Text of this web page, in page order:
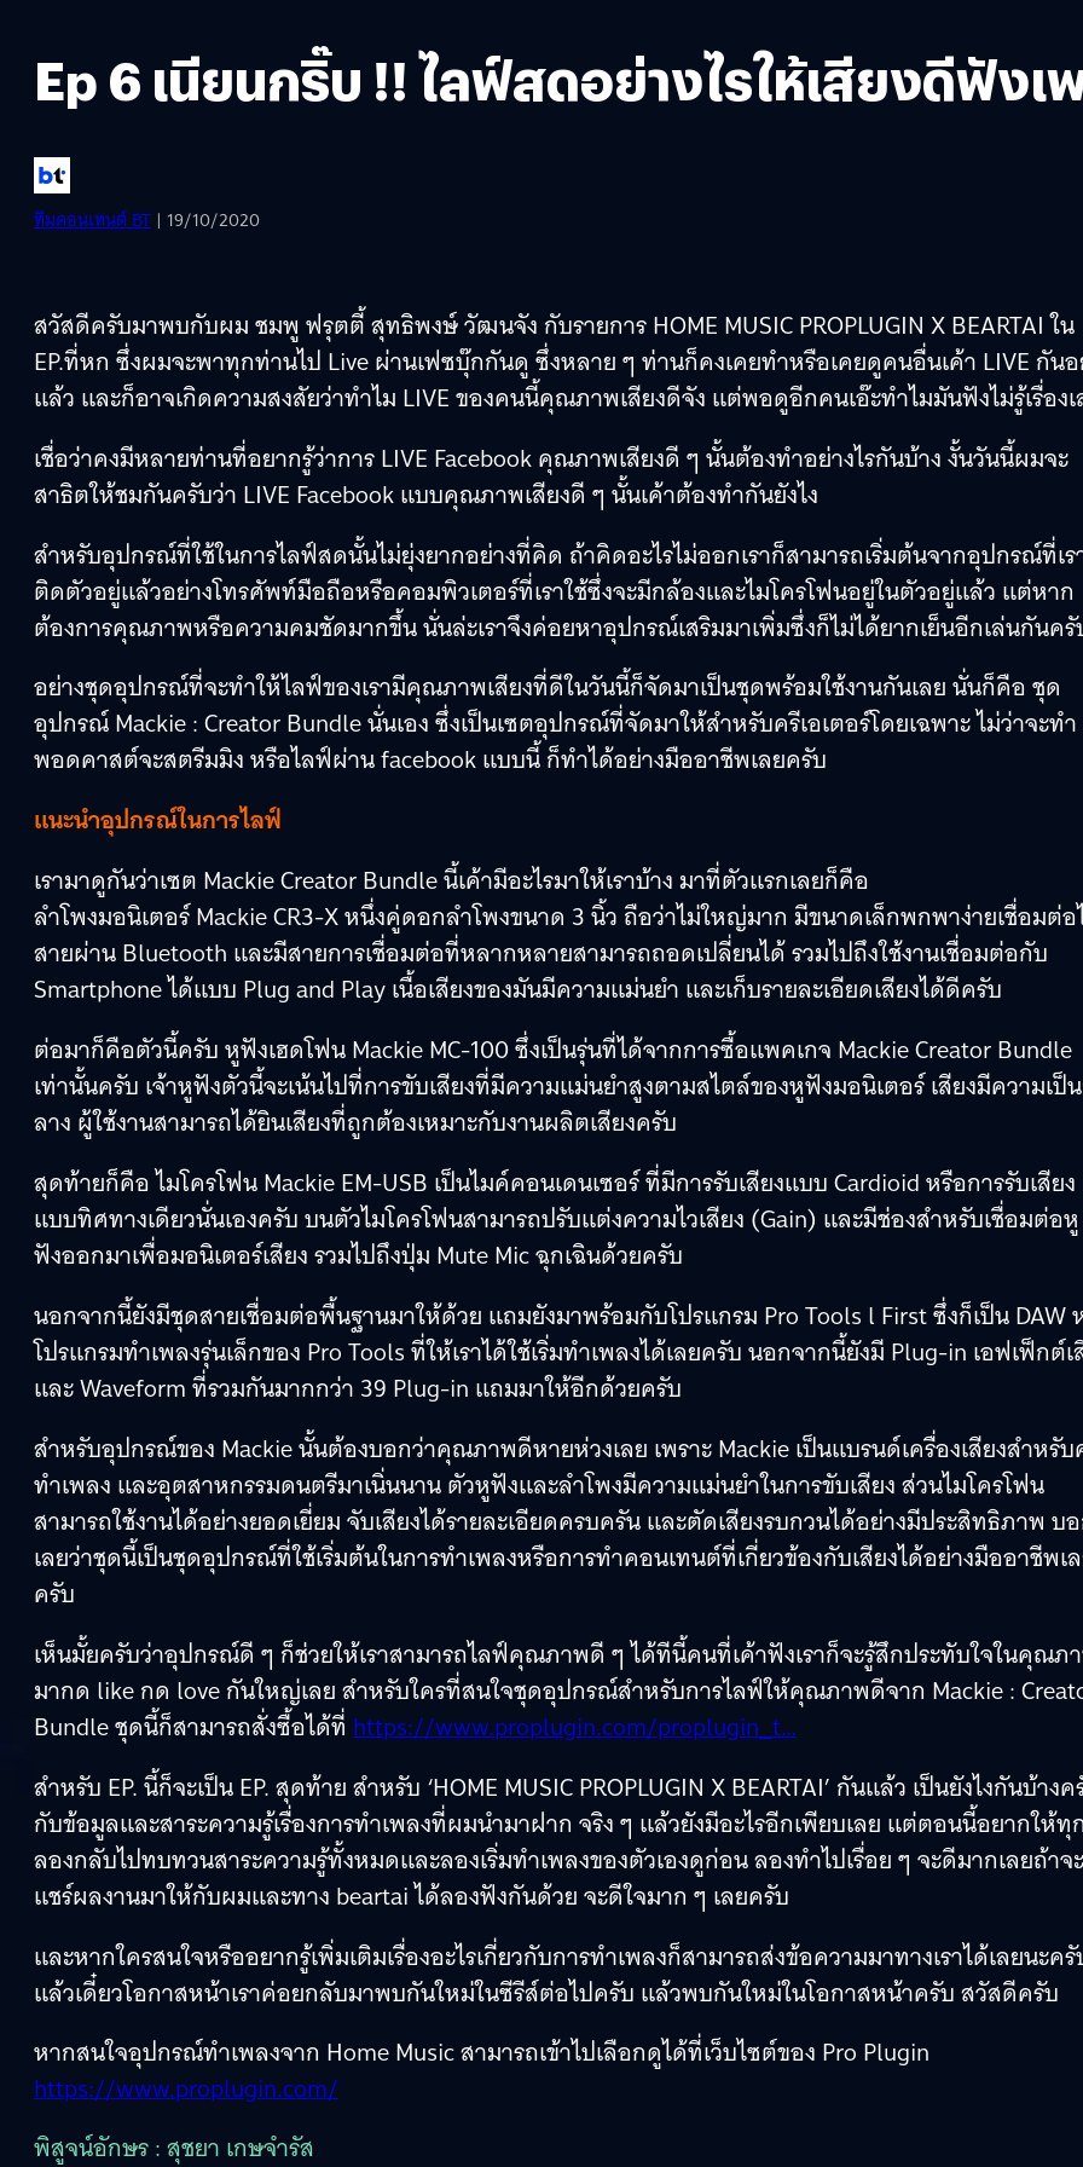
Ep 6 เนียนกริ๊บ !! ไลฟ์สดอย่างไรให้เสียงดีฟังเ
ทีมคอนเทนต์ BT | 19/10/2020
สวัสดีครับมาพบกับผม ชมพู ฟรุตตี้ สุทธิพงษ์ วัฒนจัง กับรายการ HOME MUSIC PROPLUGIN X BEARTAI ใน
EP.ที่หก ซึ่งผมจะพาทุกท่านไป Live ผ่านเฟซบุ๊กกันดู ซึ่งหลาย ๆ ท่านก็คงเคยทำหรือเคยดูคนอื่นเค้า LIVE กัน
แล้ว และก็อาจเกิดความสงสัยว่าทำไม LIVE ของคนนี้คุณภาพเสียงดีจัง แต่พอดูอีกคนเอ๊ะทำไมมันฟังไม่รู้เรื่อง
เชื่อว่าคงมีหลายท่านที่อยากรู้ว่าการ LIVE Facebook คุณภาพเสียงดี ๆ นั้นต้องทำอย่างไรกันบ้าง งั้นวันนี้ผมจะ
สาธิตให้ชมกันครับว่า LIVE Facebook แบบคุณภาพเสียงดี ๆ นั้นเค้าต้องทำกันยังไง
สำหรับอุปกรณ์ที่ใช้ในการไลฟ์สดนั้นไม่ยุ่งยากอย่างที่คิด ถ้าคิดอะไรไม่ออกเราก็สามารถเริ่มต้นจากอุปกรณ์ที่เร
ติดตัวอยู่แล้วอย่างโทรศัพท์มือถือหรือคอมพิวเตอร์ที่เราใช้ซึ่งจะมีกล้องและไมโครโฟนอยู่ในตัวอยู่แล้ว แต่หาก
ต้องการคุณภาพหรือความคมชัดมากขึ้น นั่นล่ะเราจึงค่อยหาอุปกรณ์เสริมมาเพิ่มซึ่งก็ไม่ได้ยากเย็นอีกเล่นกันครั
อย่างชุดอุปกรณ์ที่จะทำให้ไลฟ์ของเรามีคุณภาพเสียงที่ดีในวันนี้ก็จัดมาเป็นชุดพร้อมใช้งานกันเลย นั่นก็คือ ชุด
อุปกรณ์ Mackie : Creator Bundle นั่นเอง ซึ่งเป็นเซตอุปกรณ์ที่จัดมาให้สำหรับครีเอเตอร์โดยเฉพาะ ไม่ว่าจะทำ
พอดคาสต์จะสตรีมมิง หรือไลฟ์ผ่าน facebook แบบนี้ ก็ทำได้อย่างมืออาชีพเลยครับ
แนะนำอุปกรณ์ในการไลฟ์
เรามาดูกันว่าเซต Mackie Creator Bundle นี้เค้ามีอะไรมาให้เราบ้าง มาที่ตัวแรกเลยก็คือ
ลำโพงมอนิเตอร์ Mackie CR3-X หนึ่งคู่ดอกลำโพงขนาด 3 นิ้ว ถือว่าไม่ใหญ่มาก มีขนาดเล็กพกพาง่ายเชื่อมต่อ
สายผ่าน Bluetooth และมีสายการเชื่อมต่อที่หลากหลายสามารถถอดเปลี่ยนได้ รวมไปถึงใช้งานเชื่อมต่อกับ
Smartphone ได้แบบ Plug and Play เนื้อเสียงของมันมีความแม่นยำ และเก็บรายละเอียดเสียงได้ดีครับ
ต่อมาก็คือตัวนี้ครับ หูฟังเฮดโฟน Mackie MC-100 ซึ่งเป็นรุ่นที่ได้จากการซื้อแพคเกจ Mackie Creator Bundle
เท่านั้นครับ เจ้าหูฟังตัวนี้จะเน้นไปที่การขับเสียงที่มีความแม่นยำสูงตามสไตล์ของหูฟังมอนิเตอร์ เสียงมีความเป็
ลาง ผู้ใช้งานสามารถได้ยินเสียงที่ถูกต้องเหมาะกับงานผลิตเสียงครับ
สุดท้ายก็คือ ไมโครโฟน Mackie EM-USB เป็นไมค์คอนเดนเซอร์ ที่มีการรับเสียงแบบ Cardioid หรือการรับเสียง
แบบทิศทางเดียวนั่นเองครับ บนตัวไมโครโฟนสามารถปรับแต่งความไวเสียง (Gain) และมีช่องสำหรับเชื่อมต่อหู
ฟังออกมาเพื่อมอนิเตอร์เสียง รวมไปถึงปุ่ม Mute Mic ฉุกเฉินด้วยครับ
นอกจากนี้ยังมีชุดสายเชื่อมต่อพื้นฐานมาให้ด้วย แถมยังมาพร้อมกับโปรแกรม Pro Tools l First ซึ่งก็เป็น DAW
โปรแกรมทำเพลงรุ่นเล็กของ Pro Tools ที่ให้เราได้ใช้เริ่มทำเพลงได้เลยครับ นอกจากนี้ยังมี Plug-in เอฟเฟ็กต์เ
และ Waveform ที่รวมกันมากกว่า 39 Plug-in แถมมาให้อีกด้วยครับ
สำหรับอุปกรณ์ของ Mackie นั้นต้องบอกว่าคุณภาพดีหายห่วงเลย เพราะ Mackie เป็นแบรนด์เครื่องเสียงสำหรั
ทำเพลง และอุตสาหกรรมดนตรีมาเนิ่นนาน ตัวหูฟังและลำโพงมีความแม่นยำในการขับเสียง ส่วนไมโครโฟน
สามารถใช้งานได้อย่างยอดเยี่ยม จับเสียงได้รายละเอียดครบครัน และตัดเสียงรบกวนได้อย่างมีประสิทธิภาพ บ
เลยว่าชุดนี้เป็นชุดอุปกรณ์ที่ใช้เริ่มต้นในการทำเพลงหรือการทำคอนเทนต์ที่เกี่ยวข้องกับเสียงได้อย่างมืออาชีพเ
ครับ
เห็นมั้ยครับว่าอุปกรณ์ดี ๆ ก็ช่วยให้เราสามารถไลฟ์คุณภาพดี ๆ ได้ทีนี้คนที่เค้าฟังเราก็จะรู้สึกประทับใจในคุณภ
มากด like กด love กันใหญ่เลย สำหรับใครที่สนใจชุดอุปกรณ์สำหรับการไลฟ์ให้คุณภาพดีจาก Mackie :
Bundle ชุดนี้ก็สามารถสั่งซื้อได้ที่ https://www.proplugin.com/proplugin_t…
สำหรับ EP. นี้ก็จะเป็น EP. สุดท้าย สำหรับ ‘HOME MUSIC PROPLUGIN X BEARTAI’ กันแล้ว เป็นยังไงกันบ้างค
กับข้อมูลและสาระความรู้เรื่องการทำเพลงที่ผมนำมาฝาก จริง ๆ แล้วยังมีอะไรอีกเพียบเลย แต่ตอนนี้อยากให้
ลองกลับไปทบทวนสาระความรู้ทั้งหมดและลองเริ่มทำเพลงของตัวเองดูก่อน ลองทำไปเรื่อย ๆ จะดีมากเลยถ้าจะ
แชร์ผลงานมาให้กับผมและทาง beartai ได้ลองฟังกันด้วย จะดีใจมาก ๆ เลยครับ
และหากใครสนใจหรืออยากรู้เพิ่มเติมเรื่องอะไรเกี่ยวกับการทำเพลงก็สามารถส่งข้อความมาทางเราได้เลยนะค
แล้วเดี๋ยวโอกาสหน้าเราค่อยกลับมาพบกันใหม่ในซีรีส์ต่อไปครับ แล้วพบกันใหม่ในโอกาสหน้าครับ สวัสดีครับ
หากสนใจอุปกรณ์ทำเพลงจาก Home Music สามารถเข้าไปเลือกดูได้ที่เว็บไซต์ของ Pro Plugin
https://www.proplugin.com/
พิสูจน์อักษร : สุชยา เกษจำรัส